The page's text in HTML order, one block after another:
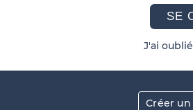
SE
J'ai
Créer